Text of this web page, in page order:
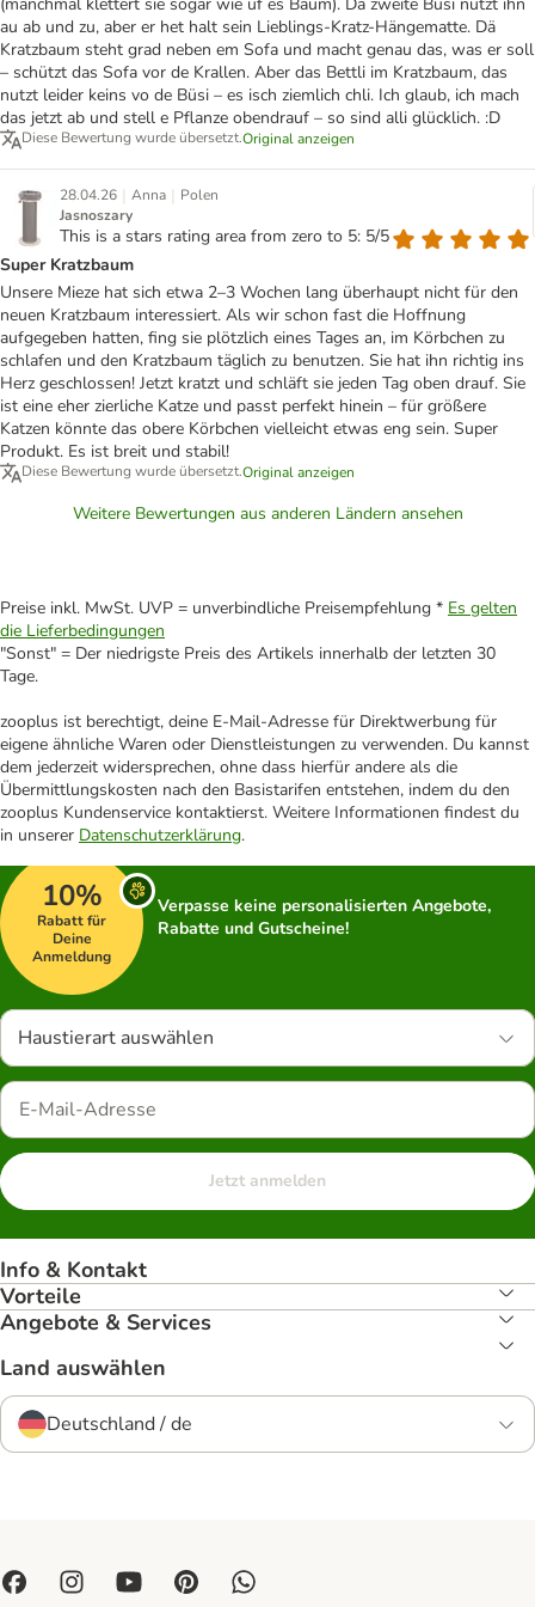
(manchmal klettert sie sogar wie uf es Baum). Dä zweite Büsi nutzt ihn
au ab und zu, aber er het halt sein Lieblings-Kratz-Hängematte. Dä
Kratzbaum steht grad neben em Sofa und macht genau das, was er soll
– schützt das Sofa vor de Krallen. Aber das Bettli im Kratzbaum, das
nutzt leider keins vo de Büsi – es isch ziemlich chli. Ich glaub, ich mach
das jetzt ab und stell e Pflanze obendrauf – so sind alli glücklich. :D
Diese Bewertung wurde übersetzt.Original anzeigen
28.04.26 | Anna | Polen
Jasnoszary
This is a stars rating area from zero to 5: 5/5
Super Kratzbaum
Unsere Mieze hat sich etwa 2–3 Wochen lang überhaupt nicht für den
neuen Kratzbaum interessiert. Als wir schon fast die Hoffnung
aufgegeben hatten, fing sie plötzlich eines Tages an, im Körbchen zu
schlafen und den Kratzbaum täglich zu benutzen. Sie hat ihn richtig ins
Herz geschlossen! Jetzt kratzt und schläft sie jeden Tag oben drauf. Sie
ist eine eher zierliche Katze und passt perfekt hinein – für größere
Katzen könnte das obere Körbchen vielleicht etwas eng sein. Super
Produkt. Es ist breit und stabil!
Diese Bewertung wurde übersetzt.Original anzeigen
Weitere Bewertungen aus anderen Ländern ansehen
Preise inkl. MwSt. UVP = unverbindliche Preisempfehlung * Es gelten
die Lieferbedingungen
"Sonst" = Der niedrigste Preis des Artikels innerhalb der letzten 30
Tage.
zooplus ist berechtigt, deine E-Mail-Adresse für Direktwerbung für
eigene ähnliche Waren oder Dienstleistungen zu verwenden. Du kannst
dem jederzeit widersprechen, ohne dass hierfür andere als die
Übermittlungskosten nach den Basistarifen entstehen, indem du den
zooplus Kundenservice kontaktierst. Weitere Informationen findest du
in unserer Datenschutzerklärung.
10%
Rabatt für
Deine
Anmeldung
Verpasse keine personalisierten Angebote,
Rabatte und Gutscheine!
Haustierart auswählen
Jetzt anmelden
Info & Kontakt
Vorteile
Angebote & Services
Land auswählen
Deutschland / de